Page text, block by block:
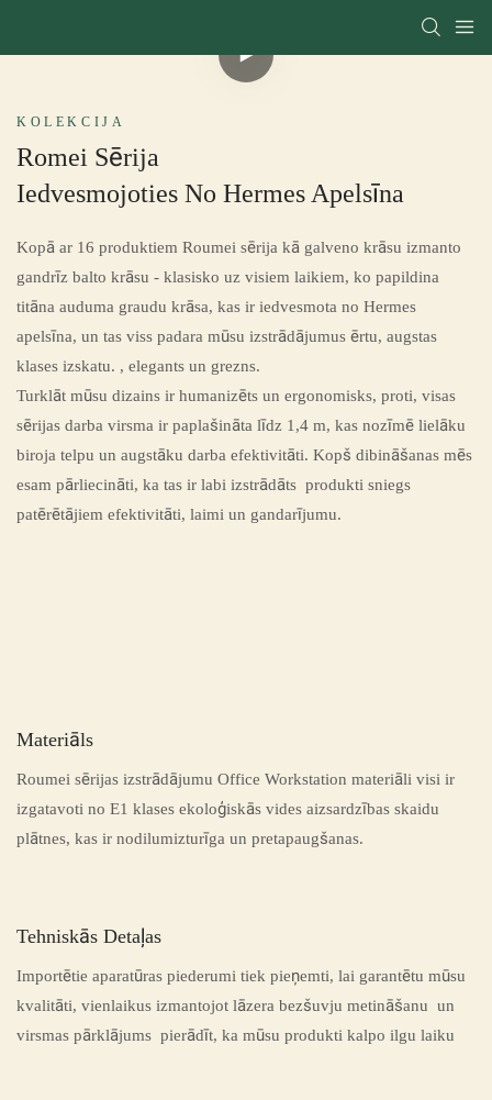
KOLEKCIJA
Romei Sērija
Iedvesmojoties No Hermes Apelsīna
Kopā ar 16 produktiem Roumei sērija kā galveno krāsu izmanto
gandrīz balto krāsu - klasisko uz visiem laikiem, ko papildina
titāna auduma graudu krāsa, kas ir iedvesmota no Hermes
apelsīna, un tas viss padara mūsu izstrādājumus ērtu, augstas
klases izskatu. , elegants un grezns.
Turklāt mūsu dizains ir humanizēts un ergonomisks, proti, visas
sērijas darba virsma ir paplašināta līdz 1,4 m, kas nozīmē lielāku
biroja telpu un augstāku darba efektivitāti. Kopš dibināšanas mēs
esam pārliecināti, ka tas ir labi izstrādāts produkti sniegs
patērētājiem efektivitāti, laimi un gandarījumu.
Materiāls
Roumei sērijas izstrādājumu Office Workstation materiāli visi ir
izgatavoti no E1 klases ekoloģiskās vides aizsardzības skaidu
plātnes, kas ir nodilumizturīga un pretapaugšanas.
Tehniskās Detaļas
Importētie aparatūras piederumi tiek pieņemti, lai garantētu mūsu
kvalitāti, vienlaikus izmantojot lāzera bezšuvju metināšanu un
virsmas pārklājums pierādīt, ka mūsu produkti kalpo ilgu laiku